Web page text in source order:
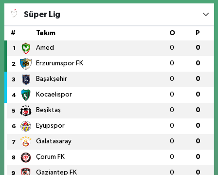
Süper Lig
# Takım O P
1 Amed 0 0
2 Erzurumspor FK 0 0
3 Başakşehir 0 0
4 Kocaelispor 0 0
5 Beşiktaş 0 0
6 Eyüpspor 0 0
7 Galatasaray 0 0
8 Çorum FK 0 0
9 Gaziantep FK 0 0